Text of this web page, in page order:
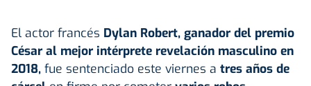
El actor francés Dylan Robert, ganador del premio
César al mejor intérprete revelación masculino en
2018, fue sentenciado este viernes a tres años de